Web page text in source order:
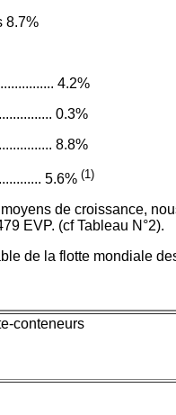
8.7%
4.2%
0.3%
8.8%
5.6% (1)
de croissance,
EVP. (cf Tableau N°2).
de la flotte mondiale
conteneurs